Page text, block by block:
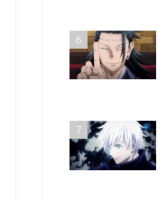
6
7